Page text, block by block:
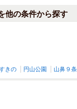
すすきの/洋食
他の条件から探す
きの 円山公園 山鼻９条